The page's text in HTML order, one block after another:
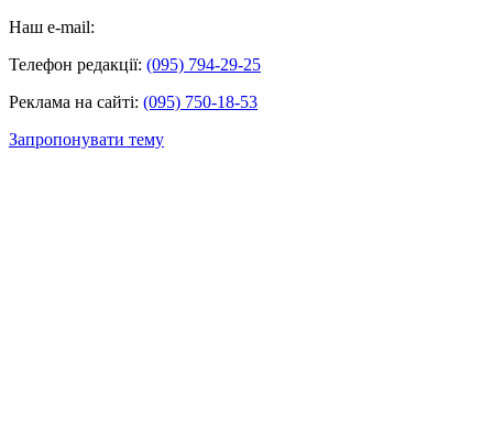
Наш e-mail:
Телефон редакції: (095) 794-29-25
Реклама на сайті: (095) 750-18-53
Запропонувати тему